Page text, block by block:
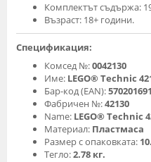
Комплектът съдържа:
Възраст: 18+ години.
Спецификация:
Комсед №:0042130
Име: LEGO® Technic
Бар-код (EAN):
Фабричен №:42130
Name: LEGO® Technic
Материал: Пластмаса
Размер с опаковката:
Тегло:2.78 кг.